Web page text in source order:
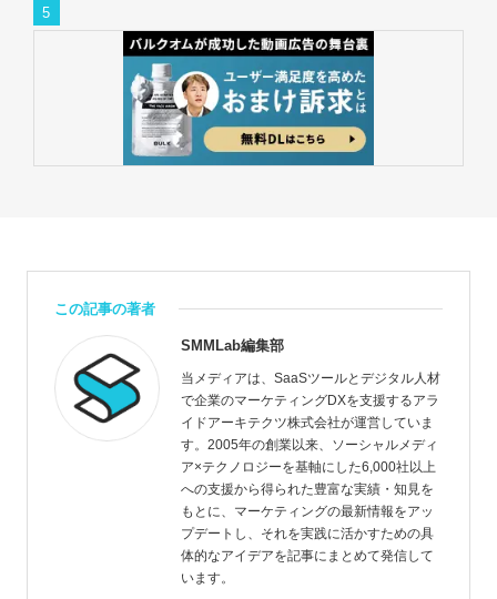
この記事の著者
SMMLab編集部
当メディアは、SaaSツールとデジタル人材
で企業のマーケティングDXを支援するアラ
イドアーキテクツ株式会社が運営していま
す。2005年の創業以来、ソーシャルメディ
ア×テクノロジーを基軸にした6,000社以上
への支援から得られた豊富な実績・知見を
もとに、マーケティングの最新情報をアッ
プデートし、それを実践に活かすための具
体的なアイデアを記事にまとめて発信して
います。